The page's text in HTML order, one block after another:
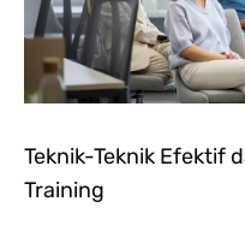
Teknik-Teknik Efektif
Training